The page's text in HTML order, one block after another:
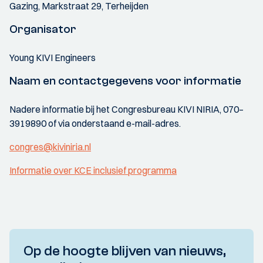
Gazing, Markstraat 29, Terheijden
Organisator
Young KIVI Engineers
Naam en contactgegevens voor informatie
Nadere informatie bij het Congresbureau KIVI NIRIA, 070–
3919890 of via onderstaand e-mail-adres.
congres@kiviniria.nl
Informatie over KCE inclusief programma
Op de hoogte blijven van nieuws,